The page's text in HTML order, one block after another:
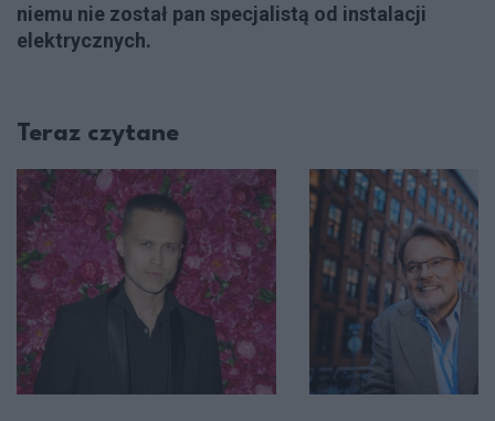
niemu nie został pan specjalistą od instalacji
elektrycznych.
Teraz czytane